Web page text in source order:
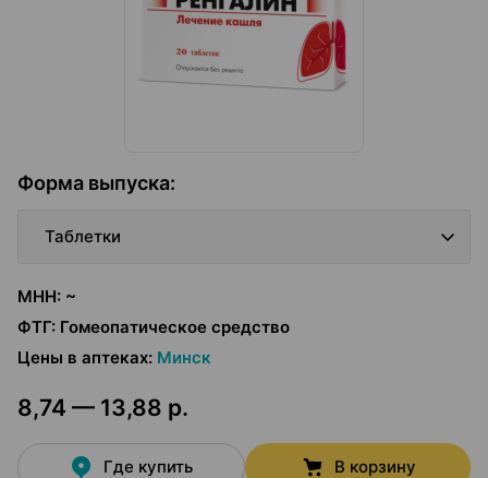
Форма выпуска:
Таблетки
МНН: ~
ФТГ: Гомеопатическое средство
Цены в аптеках: Минск
8,74 — 13,88 р.
Где купить В корзину